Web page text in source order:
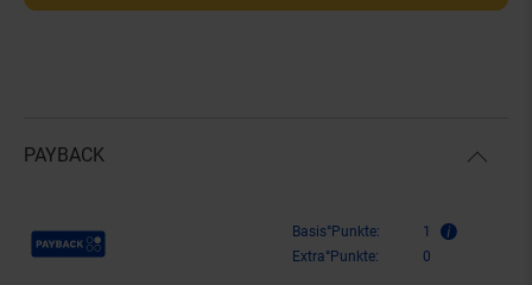
PAYBACK
Payback Punkte Basis°Punkte:
1
Extra°Punkte:
0